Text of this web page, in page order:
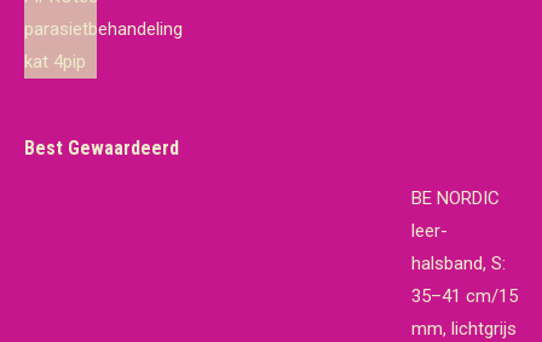
was:
Best Gewaardeerd
BE NORDIC
leer-
halsband, S:
35–41 cm/15
mm, lichtgrijs